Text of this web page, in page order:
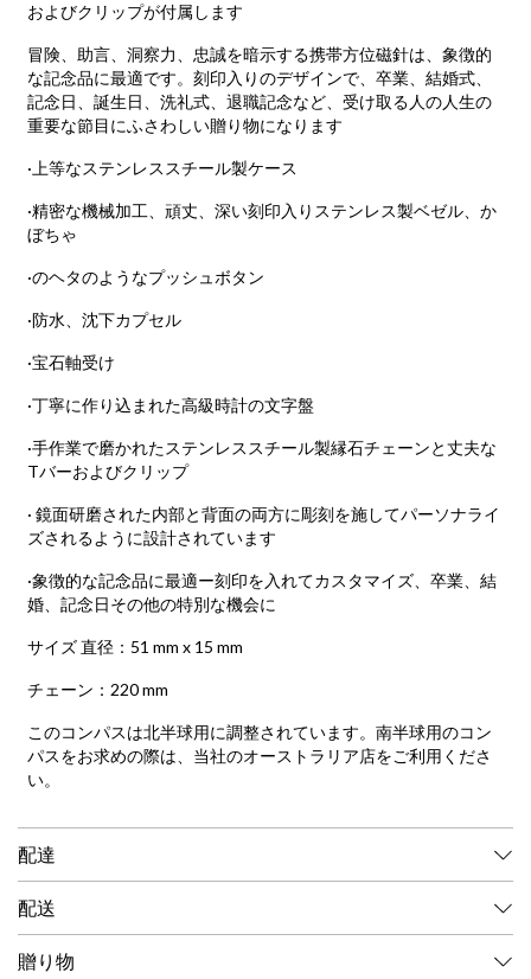
およびクリップが付属します
冒険、助言、洞察力、忠誠を暗示する携帯方位磁針は、象徴的
な記念品に最適です。刻印入りのデザインで、卒業、結婚式、
記念日、誕生日、洗礼式、退職記念など、受け取る人の人生の
重要な節目にふさわしい贈り物になります
·上等なステンレススチール製ケース
·精密な機械加工、頑丈、深い刻印入りステンレス製ベゼル、か
ぼちゃ
·のヘタのようなプッシュボタン
·防水、沈下カプセル
·宝石軸受け
·丁寧に作り込まれた高級時計の文字盤
·手作業で磨かれたステンレススチール製縁石チェーンと丈夫な
Tバーおよびクリップ
· 鏡面研磨された内部と背面の両方に彫刻を施してパーソナライ
ズされるように設計されています
·象徴的な記念品に最適ー刻印を入れてカスタマイズ、卒業、結
婚、記念日その他の特別な機会に
サイズ 直径：51 mm x 15 mm
チェーン：220 mm
このコンパスは北半球用に調整されています。南半球用のコン
パスをお求めの際は、 当社のオーストラリア店をご利用くださ
い。
配達
配送
贈り物